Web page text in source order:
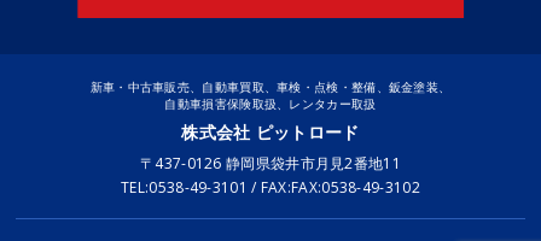
新車・中古車販売、自動車買取、車検・点検・整備、鈑金塗装、
自動車損害保険取扱、レンタカー取扱
株式会社 ピットロード
〒437-0126 静岡県袋井市月見2番地11
TEL:0538-49-3101 / FAX:FAX:0538-49-3102